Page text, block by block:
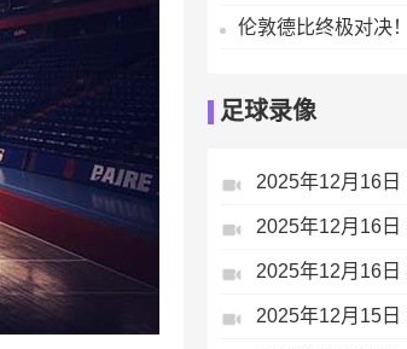
足球录像